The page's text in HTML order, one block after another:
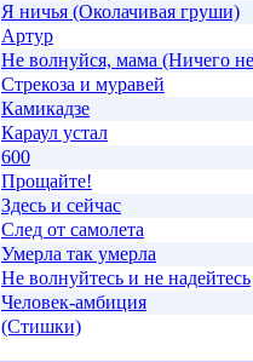
Я ничья (Околачивая груши)
Артур
Не волнуйся, мама (Ничего
Стрекоза и муравей
Камикадзе
Караул устал
600
Прощайте!
Здесь и сейчас
След от самолета
Умерла так умерла
Не волнуйтесь и не надейтесь
Человек-амбиция
(Стишки)